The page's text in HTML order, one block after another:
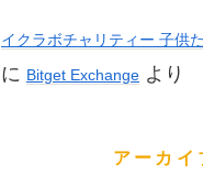
イクラボチャリティー 子供
に Bitget Exchange より
アーカイ